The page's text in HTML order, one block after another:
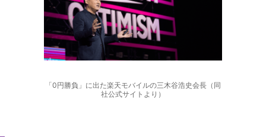
「0円勝負」に出た楽天モバイルの三木谷浩史会長（同
社公式サイトより）